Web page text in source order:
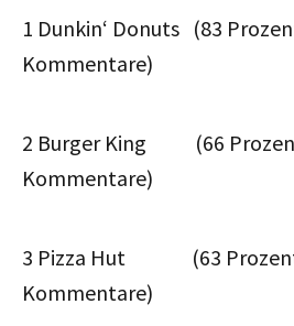
1 Dunkin‘ Donuts (83
Kommentare)
2 Burger King (66
Kommentare)
3 Pizza Hut (63 Prozent
Kommentare)